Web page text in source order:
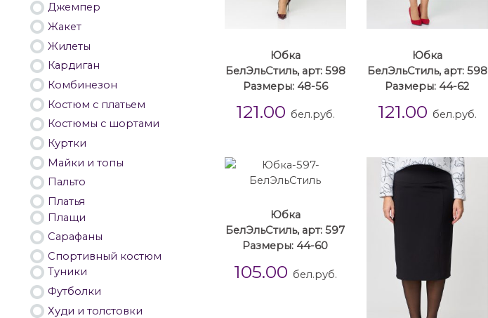
Юбка
БелЭльСтиль, арт: 598
Размеры: 48-56
121.00 бел.руб.
Юбка
БелЭльСтиль, арт: 598
Размеры: 44-62
121.00 бел.руб.
Юбка
БелЭльСтиль, арт: 597
Размеры: 44-60
105.00 бел.руб.
Джемпер
Жакет
Жилеты
Кардиган
Комбинезон
Костюм с платьем
Костюмы с шортами
Куртки
Майки и топы
Пальто
Платья
Плащи
Сарафаны
Спортивный костюм
Туники
Футболки
Худи и толстовки